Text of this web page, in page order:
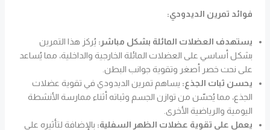
فوائد تمرين الديدودي:
يستهدف العضلات المائلة بشكل مباشر: يُركز هذا التمرين
بشكل أساسي على العضلات المائلة الخارجية والداخلية، مما يُساعد
على نحت خصر أصغر وتقوية جوانب البطن.
يحسن ثبات الجذع: يساهم تمرين الديدودي في تقوية عضلات
الجذع، مما يُحسّن من توازن الجسم وثباته أثناء ممارسة الأنشطة
اليومية والرياضية الأخرى.
يعمل على تقوية عضلات الظهر السفلية: بالإضافة لتأثيره على